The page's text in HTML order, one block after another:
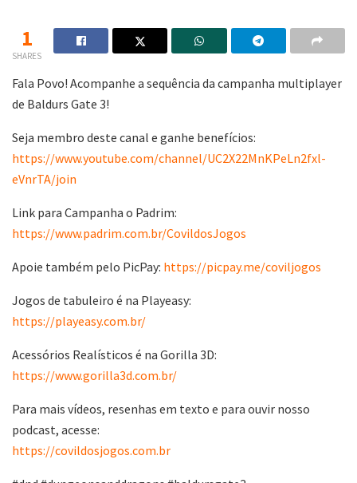
1
SHARES
Fala Povo! Acompanhe a sequência da campanha multiplayer
de Baldurs Gate 3!
Seja membro deste canal e ganhe benefícios:
https://www.youtube.com/channel/UC2X22MnKPeLn2fxl-
eVnrTA/join
Link para Campanha o Padrim:
https://www.padrim.com.br/CovildosJogos
Apoie também pelo PicPay: https://picpay.me/coviljogos
Jogos de tabuleiro é na Playeasy:
https://playeasy.com.br/
Acessórios Realísticos é na Gorilla 3D:
https://www.gorilla3d.com.br/
Para mais vídeos, resenhas em texto e para ouvir nosso
podcast, acesse:
https://covildosjogos.com.br